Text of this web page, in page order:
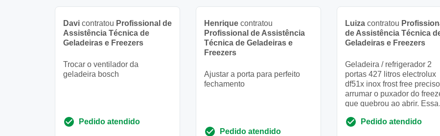
Davi contratou Profissional de
Assistência Técnica de
Geladeiras e Freezers
Trocar o ventilador da
geladeira bosch
Pedido atendido
Henrique contratou
Profissional de Assistência
Técnica de Geladeiras e
Freezers
Ajustar a porta para perfeito
fechamento
Pedido atendido
Luiza contratou
de Assistência Técnica
Geladeiras e Freezers
Geladeira / refrigerador 2
portas 427 litros electrolux
df51x inox frost free preciso
arrumar o puxador do
que quebrou ao abrir. Essa
refrigerador...
Pedido atendido